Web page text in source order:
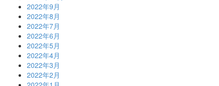
2022年9月
2022年8月
2022年7月
2022年6月
2022年5月
2022年4月
2022年3月
2022年2月